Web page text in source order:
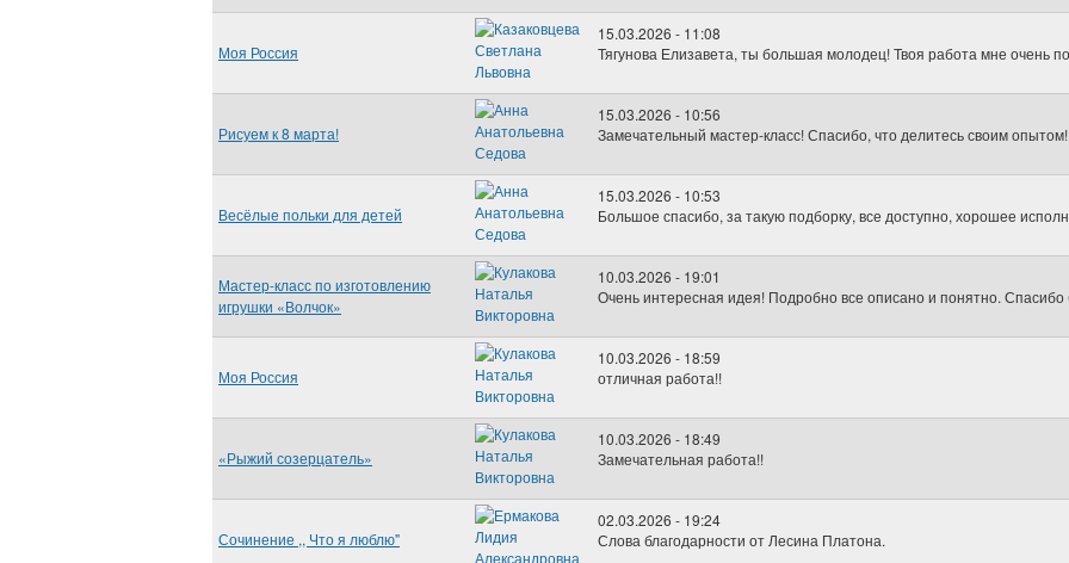
Моя Россия
15.03.2026 - 11:08
Тягунова Елизавета, ты большая молодец! Твоя работа мне очень
Рисуем к 8 марта!
15.03.2026 - 10:56
Замечательный мастер-класс! Спасибо, что делитесь своим опытом!
Весёлые польки для детей
15.03.2026 - 10:53
Большое спасибо, за такую подборку, все доступно, хорошее
Мастер-класс по изготовлению
игрушки «Волчок»
10.03.2026 - 19:01
Очень интересная идея! Подробно все описано и понятно.
Моя Россия
10.03.2026 - 18:59
отличная работа!!
«Рыжий созерцатель»
10.03.2026 - 18:49
Замечательная работа!!
Сочинение ,, Что я люблю"
02.03.2026 - 19:24
Слова благодарности от Лесина Платона.